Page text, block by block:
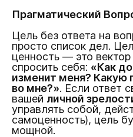
Прагматический
Цель без ответа на
просто список дел.
ценность — это
спросить себя: «Как
изменит меня? Какую
во мне?». Если ответ
вашей личной
управлять собой,
самоценность), цель
мощной.